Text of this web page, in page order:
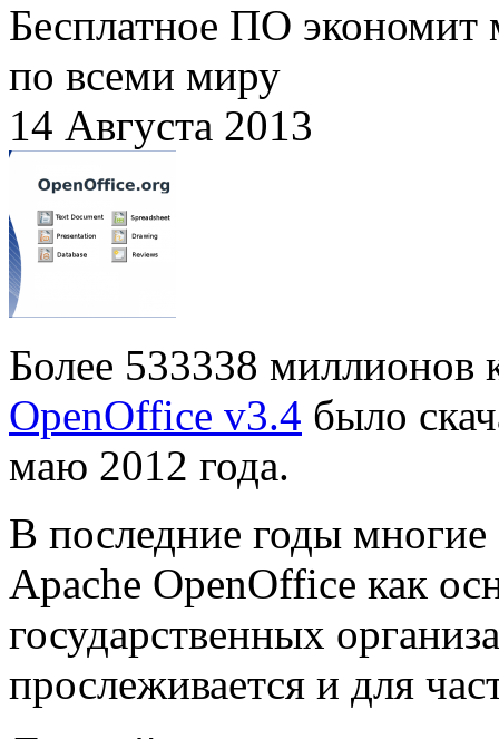
Бесплатное ПО
по всеми миру
14 Августа 2013
Более 533338 миллионов
OpenOffice v3.4 было
маю 2012 года.
В последние годы
Apache OpenOffice как
государственных
прослеживается и для